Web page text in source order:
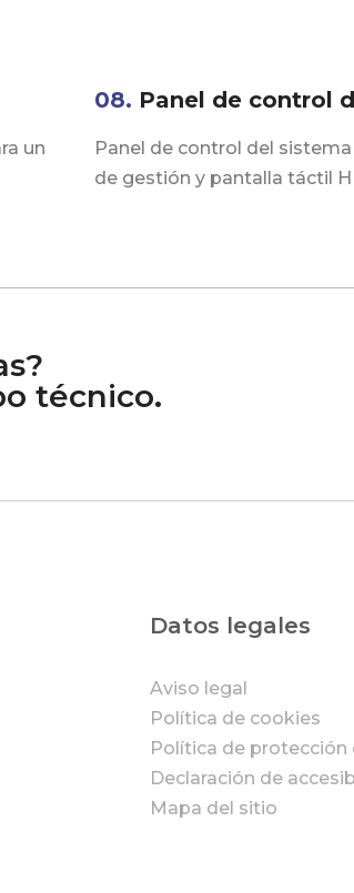
un
08. Panel de control
Panel de control del
de gestión y pantalla táctil
técnico.
Datos legales
Aviso legal
Política de cookies
Política de protección
Declaración de
Mapa del sitio